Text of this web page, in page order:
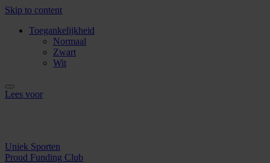
Skip to content
Toegankelijkheid
Normaal
Zwart
Wit
Lees voor
Uniek Sporten
Proud Funding Club